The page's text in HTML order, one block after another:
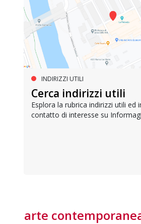
INDIRIZZI UTILI
Cerca indirizzi utili
Esplora la rubrica indirizzi utili ed
contatto di interesse su
arte